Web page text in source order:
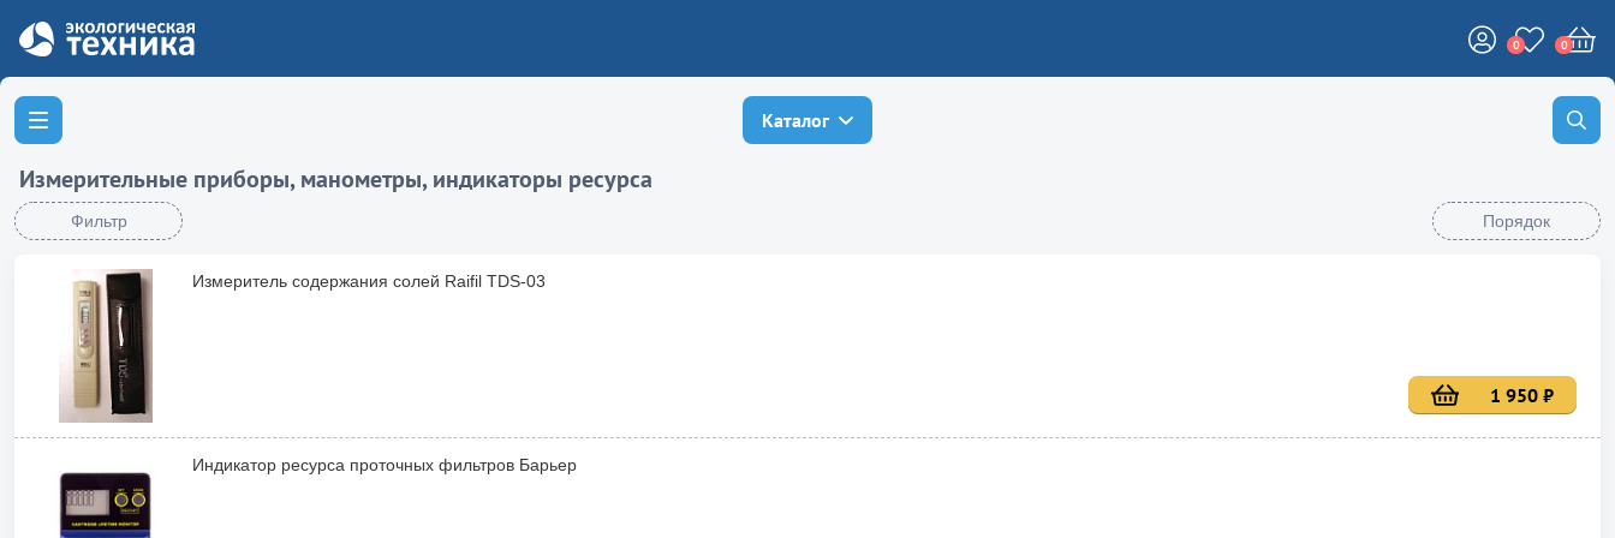
0 0
Каталог
Измерительные приборы, манометры, индикаторы ресурса
Фильтр Порядок
Измеритель содержания солей Raifil TDS-03
1 950 ₽
Индикатор ресурса проточных фильтров Барьер